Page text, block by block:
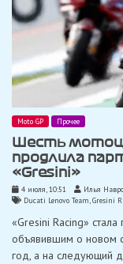
Moto GP Прочее
Шесть
продлила
«Gresini»
4 июля, 10:51
Илья
Ducati Lenovo Team,Gresini
«Gresini Racing»
объявившим о новом
год, а на следующий